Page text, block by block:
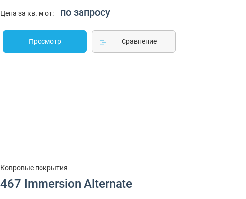
Цена за кв. м от: по запросу
Просмотр Cравнение
Ковровые покрытия
467 Immersion Alternate